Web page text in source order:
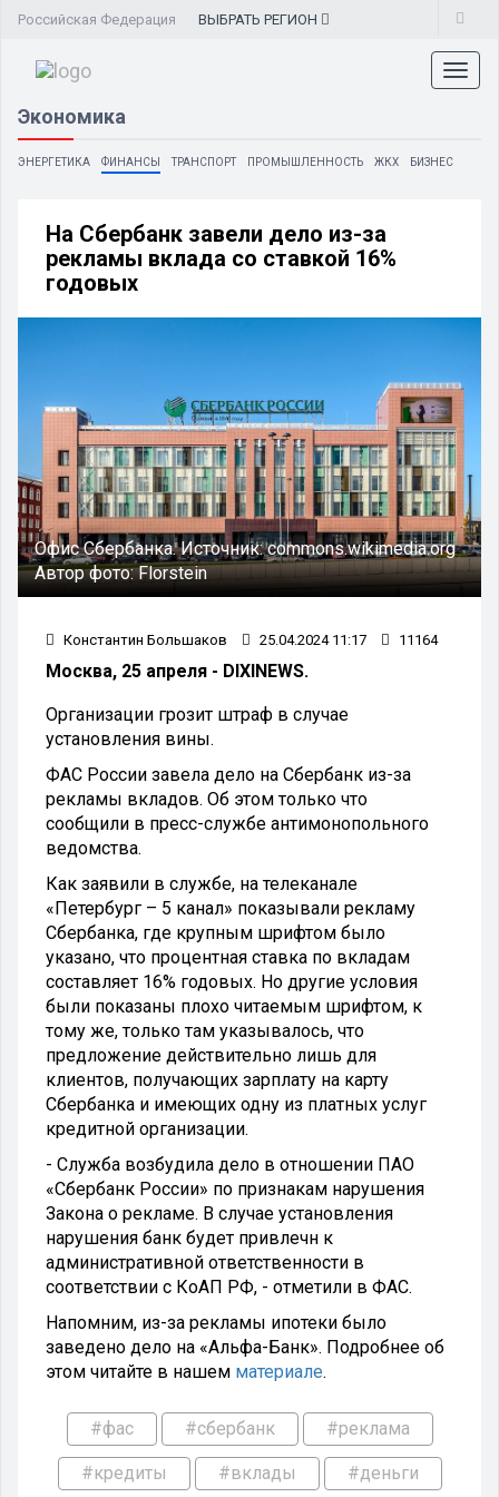
Российская Федерация ВЫБРАТЬ РЕГИОН
Экономика
ЭНЕРГЕТИКА ФИНАНСЫ ТРАНСПОРТ ПРОМЫШЛЕННОСТЬ ЖКХ БИЗНЕС
На Сбербанк завели дело из-за
рекламы вклада со ставкой 16%
годовых
Офис Сбербанка.Источник:commons.wikimedia.org
Автор фото:Florstein
Константин Большаков 25.04.2024 11:17 11164
Москва, 25 апреля - DIXINEWS.
Организации грозит штраф в случае
установления вины.
ФАС России завела дело на Сбербанк из-за
рекламы вкладов. Об этом только что
сообщили в пресс-службе антимонопольного
ведомства.
Как заявили в службе, на телеканале
«Петербург – 5 канал» показывали рекламу
Сбербанка, где крупным шрифтом было
указано, что процентная ставка по вкладам
составляет 16% годовых. Но другие условия
были показаны плохо читаемым шрифтом, к
тому же, только там указывалось, что
предложение действительно лишь для
клиентов, получающих зарплату на карту
Сбербанка и имеющих одну из платных услуг
кредитной организации.
- Служба возбудила дело в отношении ПАО
«Сбербанк России» по признакам нарушения
Закона о рекламе. В случае установления
нарушения банк будет привлечн к
административной ответственности в
соответствии с КоАП РФ, - отметили в ФАС.
Напомним, из-за рекламы ипотеки было
заведено дело на «Альфа-Банк». Подробнее об
этом читайте в нашем материале.
#фас #сбербанк #реклама
#кредиты #вклады #деньги